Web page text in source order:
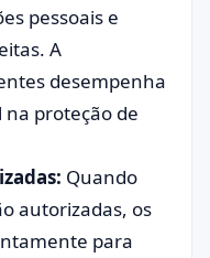
pessoais e
A
desempenha
proteção de
Quando
autorizadas, os
para